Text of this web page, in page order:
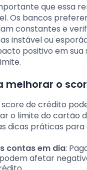
que essa
Os bancos
constantes e
instável ou
positivo em sua
melhorar o
de crédito
o limite do cartão
dicas práticas para
contas em dia:
afetar